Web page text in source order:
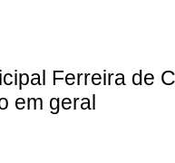
Ferreira de
em geral